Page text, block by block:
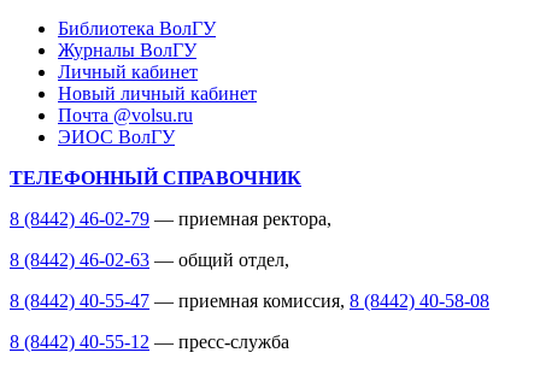
Библиотека ВолГУ
Журналы ВолГУ
Личный кабинет
Новый личный кабинет
Почта @volsu.ru
ЭИОС ВолГУ
ТЕЛЕФОННЫЙ СПРАВОЧНИК
8 (8442) 46-02-79 — приемная ректора,
8 (8442) 46-02-63 — общий отдел,
8 (8442) 40-55-47 — приемная комиссия, 8 (8442) 40-58-08
8 (8442) 40-55-12 — пресс-служба